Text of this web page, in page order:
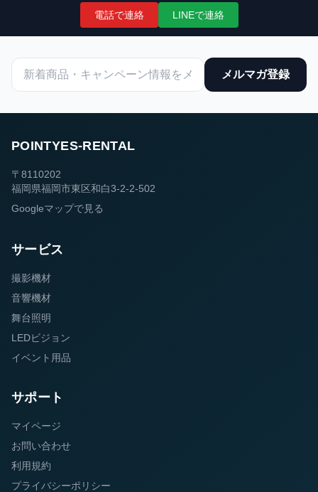
電話で連絡 LINEで連絡
メルマガ登録
POINTYES-RENTAL
〒8110202
福岡県福岡市東区和白3-2-2-502
Googleマップで見る
サービス
撮影機材
音響機材
舞台照明
LEDビジョン
イベント用品
サポート
マイページ
お問い合わせ
利用規約
プライバシーポリシー